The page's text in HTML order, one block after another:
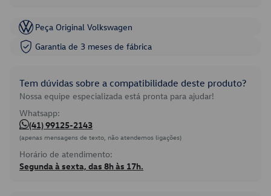
Peça Original Volkswagen
Garantia de 3 meses de fábrica
Tem dúvidas sobre a compatibilidade deste produto?
Nossa equipe especializada está pronta para ajudar!
Whatsapp:
(41) 99125-2143
(apenas mensagens de texto, não atendemos ligações)
Horário de atendimento:
Segunda à sexta, das 8h às 17h.